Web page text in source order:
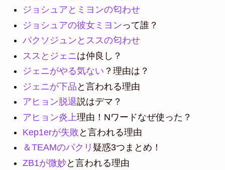
ジョシュアとミヨンの匂わせ
ジョシュアの彼女ミヨンって誰？
パクソジュンとススの匂わせ
ススとジェニは仲良し？
ジェニがやる気ない ？理由は？
ジェニが下品 と言われる理由
アヒョン脱退説はデマ？
アヒョン炎上理由！Nワードなぜ使った？
Kep1erが失敗 と言われる理由
＆TEAMのパクリ 疑惑3つまとめ！
ZB1が微妙と言われる理由